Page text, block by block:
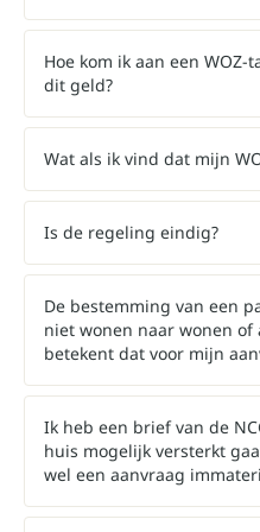
Hoe kom ik aan een WOZ-
dit geld?
Wat als ik vind dat mijn
Is de regeling eindig?
De bestemming van een
niet wonen naar wonen of
betekent dat voor mijn
Ik heb een brief van de
huis mogelijk versterkt
wel een aanvraag